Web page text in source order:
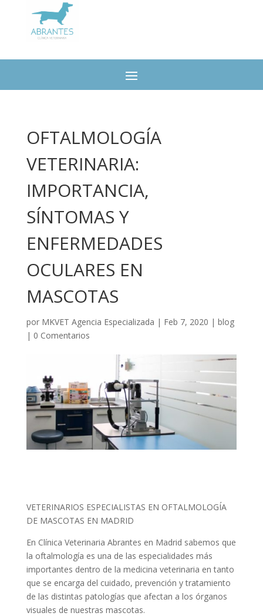
OFTALMOLOGÍA
VETERINARIA:
IMPORTANCIA,
SÍNTOMAS Y
ENFERMEDADES
OCULARES EN
MASCOTAS
por MKVET Agencia Especializada | Feb 7, 2020 | blog
| 0 Comentarios
VETERINARIOS ESPECIALISTAS EN OFTALMOLOGÍA
DE MASCOTAS EN MADRID
En Clínica Veterinaria Abrantes en Madrid sabemos que
la oftalmología es una de las especialidades más
importantes dentro de la medicina veterinaria en tanto
que se encarga del cuidado, prevención y tratamiento
de las distintas patologías que afectan a los órganos
visuales de nuestras mascotas.